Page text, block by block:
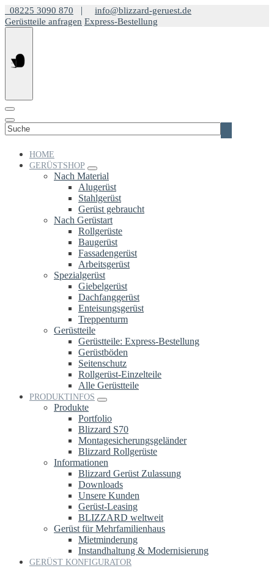
Springe
zum
Inhalt
08225 3090 870 |
info@blizzard-geruest.de
Gerüstteile anfragen Express-Bestellung
nach:
HOME
GERÜSTSHOP
Nach Material
Alugerüst
Stahlgerüst
Gerüst gebraucht
Nach Gerüstart
Rollgerüste
Baugerüst
Fassadengerüst
Arbeitsgerüst
Spezialgerüst
Giebelgerüst
Dachfanggerüst
Enteisungsgerüst
Treppenturm
Gerüstteile
Gerüstteile: Express-Bestellung
Gerüstböden
Seitenschutz
Rollgerüst-Einzelteile
Alle Gerüstteile
PRODUKTINFOS
Produkte
Portfolio
Blizzard S70
Montagesicherungsgeländer
Blizzard Rollgerüste
Informationen
Blizzard Gerüst Zulassung
Downloads
Unsere Kunden
Gerüst-Leasing
BLIZZARD weltweit
Gerüst für Mehrfamilienhaus
Mietminderung
Instandhaltung & Modernisierung
GERÜST KONFIGURATOR